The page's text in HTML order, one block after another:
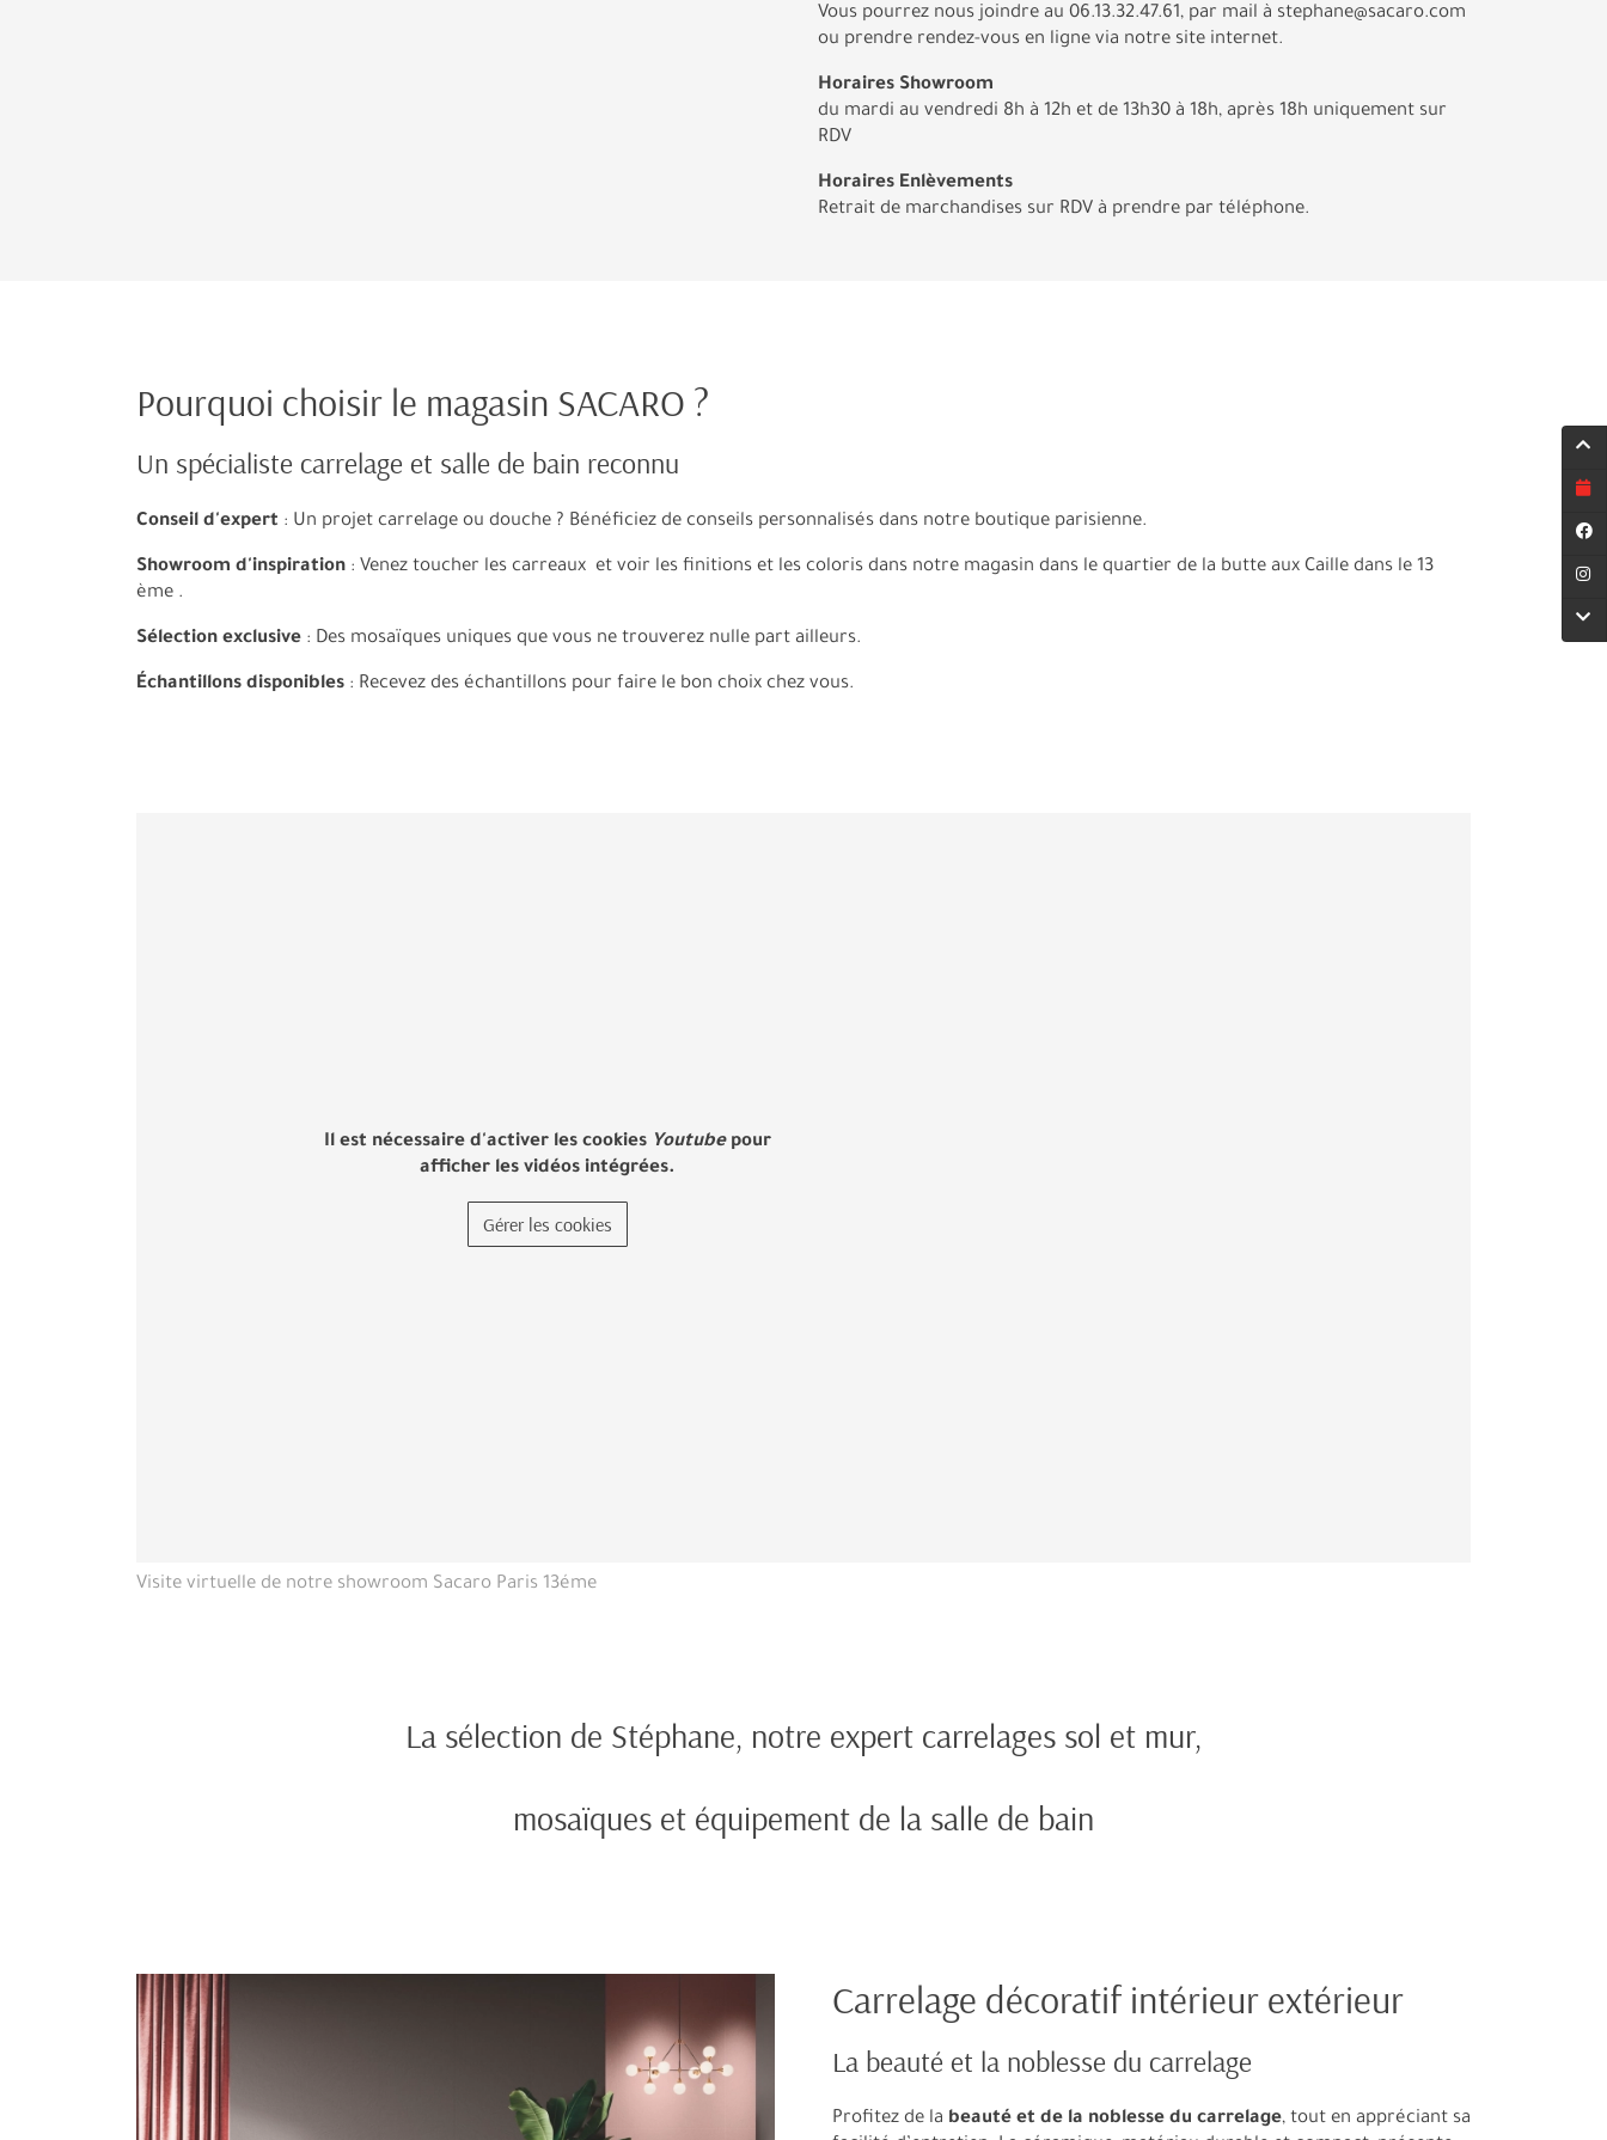
Vous pourrez nous joindre au 06.13.32.47.61, par mail à stephane@sacaro.com
ou prendre rendez-vous en ligne via notre site internet.
Horaires Showroom
du mardi au vendredi 8h à 12h et de 13h30 à 18h, après 18h uniquement sur
RDV
Horaires Enlèvements
Retrait de marchandises sur RDV à prendre par téléphone.
Pourquoi choisir le magasin SACARO ?
Un spécialiste carrelage et salle de bain reconnu
Conseil d'expert : Un projet carrelage ou douche ? Bénéficiez de conseils personnalisés dans notre boutique parisienne.
Showroom d'inspiration : Venez toucher les carreaux et voir les finitions et les coloris dans notre magasin dans le quartier de la butte aux Caille dans le 13
ème .
Sélection exclusive : Des mosaïques uniques que vous ne trouverez nulle part ailleurs.
Échantillons disponibles : Recevez des échantillons pour faire le bon choix chez vous.
Il est nécessaire d'activer les cookies Youtubepour
afficher les vidéos intégrées.
Gérer les cookies
Visite virtuelle de notre showroom Sacaro Paris 13éme
La sélection de Stéphane, notre expert carrelages sol et mur,
mosaïques et équipement de la salle de bain
Carrelage décoratif intérieur extérieur
La beauté et la noblesse du carrelage
Profitez de la beauté et de la noblesse du carrelage, tout en appréciant sa